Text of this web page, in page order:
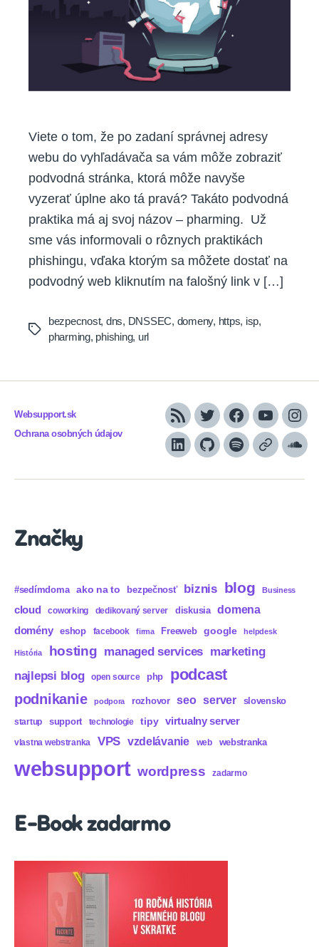
domén.
Chráňte
sa
pred
„pharmingom“
Viete o tom, že po zadaní správnej adresy
webu do vyhľadávača sa vám môže zobraziť
podvodná stránka, ktorá môže navyše
vyzerať úplne ako tá pravá? Takáto podvodná
praktika má aj svoj názov – pharming. Už
sme vás informovali o rôznych praktikách
phishingu, vďaka ktorým sa môžete dostať na
podvodný web kliknutím na falošný link v […]
Tags
bezpecnost, dns, DNSSEC, domeny, https, isp,
pharming, phishing, url
Websupport.sk
Ochrana osobných údajov
RSS TwitterFacebook
YouTube
LinkedInGitHubSpotifyApple
Značky
#sedímdoma ako na to bezpečnosť biznis blog Business
cloud coworking dedikovaný server diskusia domena
domény eshop facebook firma Freeweb google helpdesk
História hosting managed services marketing
najlepsi blog open source php podcast
podnikanie podpora rozhovor seo server slovensko
startup support technologie tipy virtualny server
vlastna webstranka VPS vzdelávanie web webstranka
websupport wordpress zadarmo
E-Book zadarmo